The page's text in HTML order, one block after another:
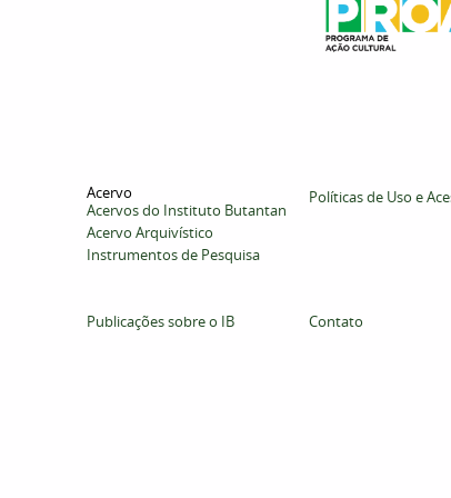
Acervo
Acervos do Instituto Butantan
Acervo Arquivístico
Instrumentos de Pesquisa
Políticas de Uso e
Publicações sobre o IB Contato